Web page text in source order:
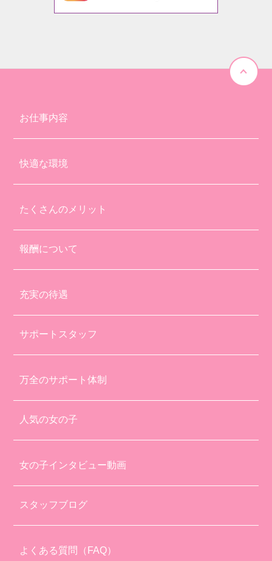
お仕事内容
快適な環境
たくさんのメリット
報酬について
充実の待遇
サポートスタッフ
万全のサポート体制
人気の女の子
女の子インタビュー動画
スタッフブログ
よくある質問（FAQ）